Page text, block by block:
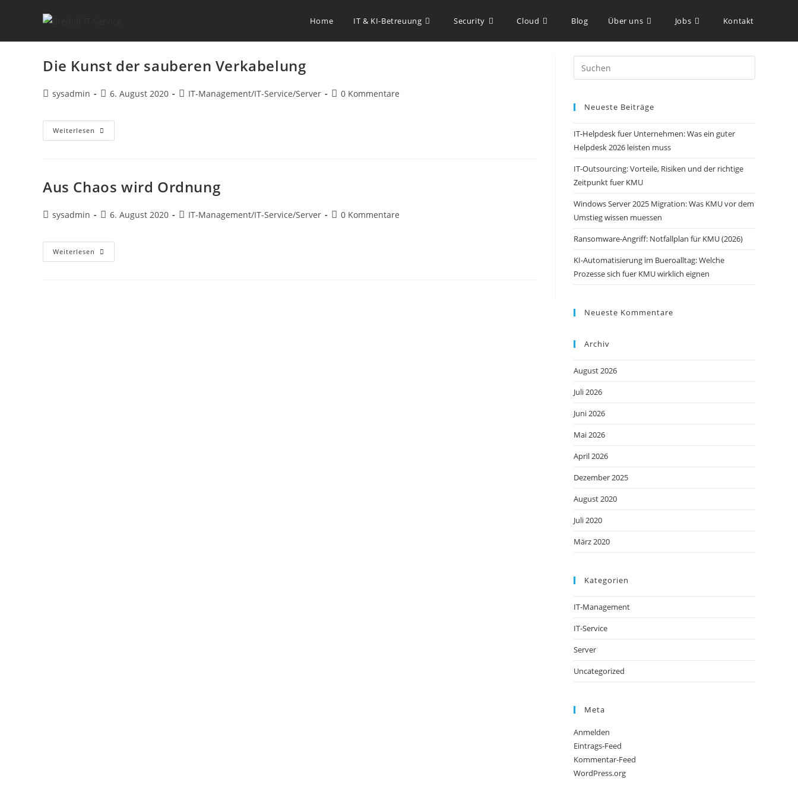
Home IT & KI-Betreuung Security Cloud Blog Über uns Jobs Kontakt
Kabelmanagement
Die Kunst der sauberen Verkabelung
sysadmin 6. August 2020 IT-Management/IT-Service/Server 0 Kommentare
Weiterlesen
Aus Chaos wird Ordnung
sysadmin 6. August 2020 IT-Management/IT-Service/Server 0 Kommentare
Weiterlesen
Neueste Beiträge
IT-Helpdesk fuer Unternehmen: Was ein guter
Helpdesk 2026 leisten muss
IT-Outsourcing: Vorteile, Risiken und der richtige
Zeitpunkt fuer KMU
Windows Server 2025 Migration: Was KMU vor dem
Umstieg wissen muessen
Ransomware-Angriff: Notfallplan für KMU (2026)
KI-Automatisierung im Bueroalltag: Welche
Prozesse sich fuer KMU wirklich eignen
Neueste Kommentare
Archiv
August 2026
Juli 2026
Juni 2026
Mai 2026
April 2026
Dezember 2025
August 2020
Juli 2020
März 2020
Kategorien
IT-Management
IT-Service
Server
Uncategorized
Meta
Anmelden
Eintrags-Feed
Kommentar-Feed
WordPress.org